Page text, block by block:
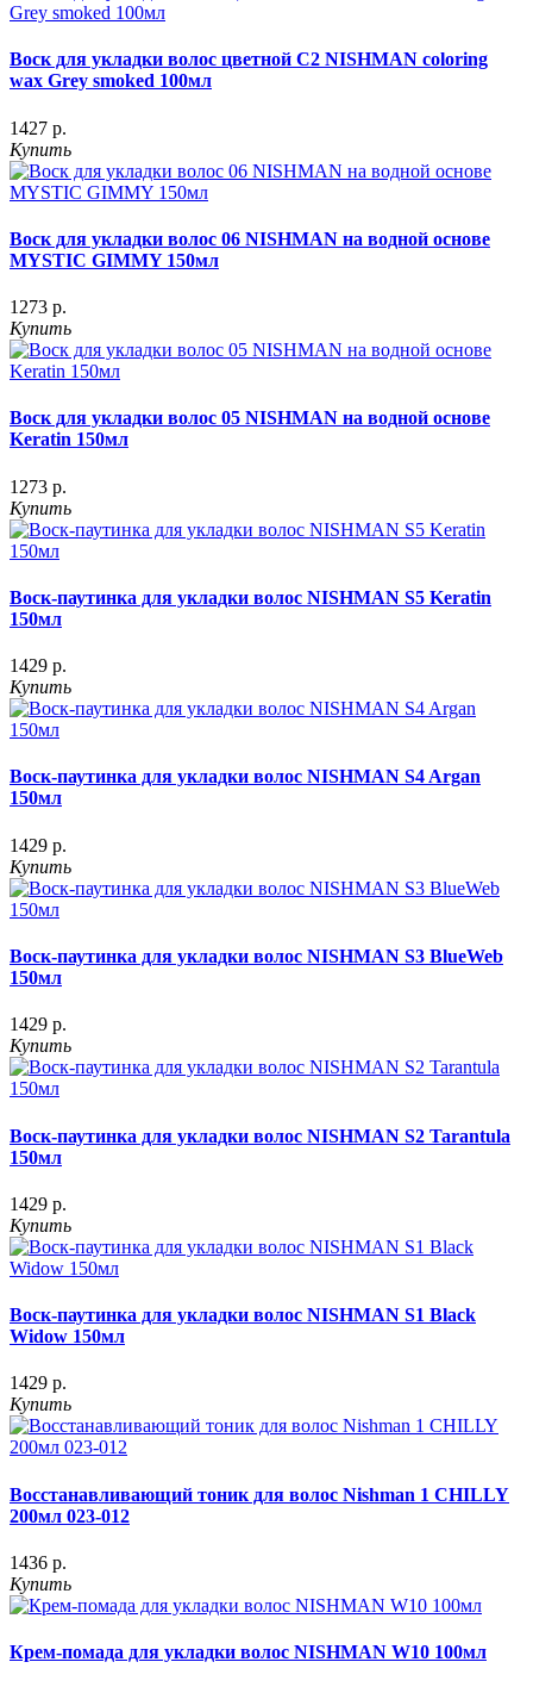
Воск для укладки волос цветной C2 NISHMAN coloring
wax Grey smoked 100мл
1427 р.
Купить
Воск для укладки волос 06 NISHMAN на водной основе
MYSTIC GIMMY 150мл
1273 р.
Купить
Воск для укладки волос 05 NISHMAN на водной основе
Keratin 150мл
1273 р.
Купить
Воск-паутинка для укладки волос NISHMAN S5 Keratin
150мл
1429 р.
Купить
Воск-паутинка для укладки волос NISHMAN S4 Argan
150мл
1429 р.
Купить
Воск-паутинка для укладки волос NISHMAN S3 BlueWeb
150мл
1429 р.
Купить
Воск-паутинка для укладки волос NISHMAN S2 Tarantula
150мл
1429 р.
Купить
Воск-паутинка для укладки волос NISHMAN S1 Black
Widow 150мл
1429 р.
Купить
Восстанавливающий тоник для волос Nishman 1 CHILLY
200мл 023-012
1436 р.
Купить
Крем-помада для укладки волос NISHMAN W10 100мл